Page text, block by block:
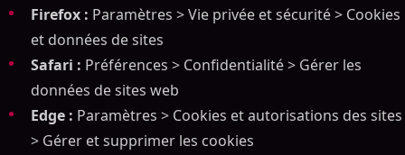
Firefox : Paramètres > Vie privée et sécurité > Cookies
et données de sites
Safari : Préférences > Confidentialité > Gérer les
données de sites web
Edge : Paramètres > Cookies et autorisations des sites
> Gérer et supprimer les cookies